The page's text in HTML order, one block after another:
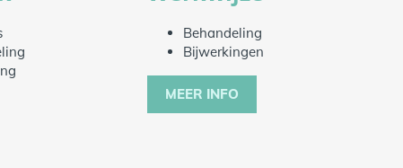
Behandeling
Bijwerkingen
MEER INFO